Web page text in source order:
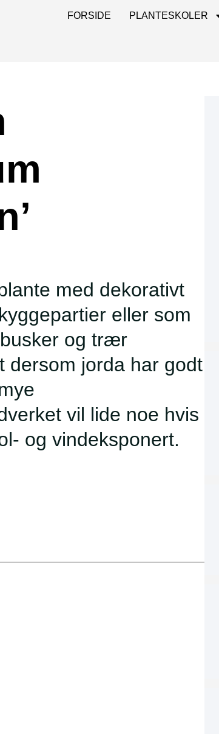
FORSIDE PLANTESKOLER
med dekorativt
eller som
og trær
dersom jorda har godt
vil lide noe hvis
og vindeksponert.